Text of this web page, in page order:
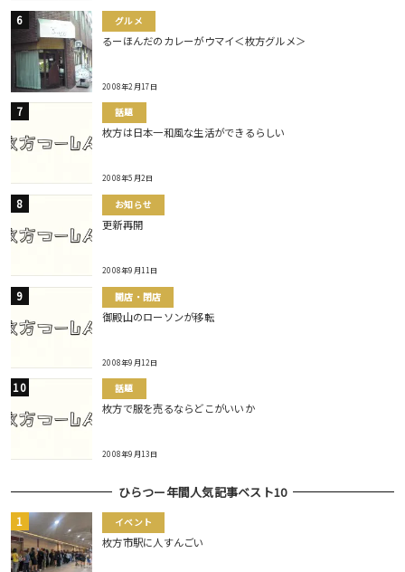
グルメ
るーほんだのカレーがウマイ＜枚方グルメ＞
2008年2月17日
話題
枚方は日本一和風な生活ができるらしい
2008年5月2日
お知らせ
更新再開
2008年9月11日
開店・閉店
御殿山のローソンが移転
2008年9月12日
話題
枚方で服を売るならどこがいいか
2008年9月13日
ひらつー年間人気記事ベスト10
イベント
枚方市駅に人すんごい